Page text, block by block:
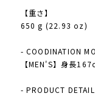
【重さ】
650 g (22.93 oz)
- COODINATION
【MEN'S】身長
- PRODUCT